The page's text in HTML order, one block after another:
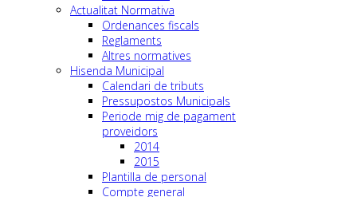
Actualitat Normativa
Ordenances fiscals
Reglaments
Altres normatives
Hisenda Municipal
Calendari de tributs
Pressupostos Municipals
Periode mig de pagament
proveidors
2014
2015
Plantilla de personal
Compte general